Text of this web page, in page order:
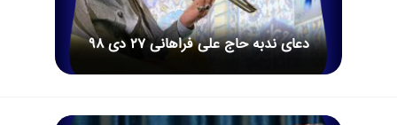
دعای ندبه حاج علی فراهانی 27 دی 98